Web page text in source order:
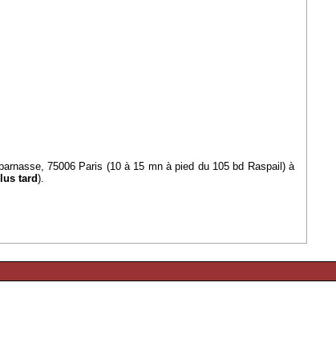
75006 Paris (10 à 15 mn à pied du 105 bd Raspail) à
tard).